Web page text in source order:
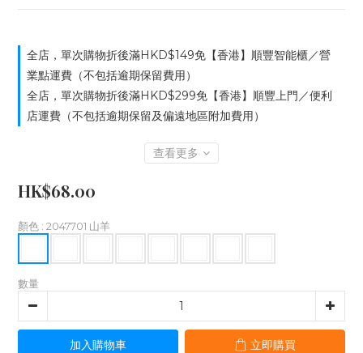
全店，單次購物折後滿HKD$149免【香港】順豐智能櫃／營
業點運費（不包括逾期保留費用）
全店，單次購物折後滿HKD$299免【香港】順豐上門／便利
店運費（不包括逾期保留及偏遠地區附加費用）
查看更多
HK$68.00
顏色 : 2047701 山羊
數量
加入購物車 立即購買